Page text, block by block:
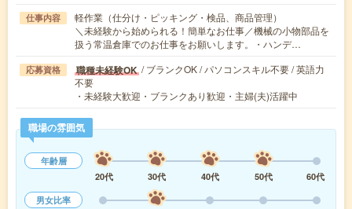
仕事内容
軽作業（仕分け・ピッキング・検品、商品管理）
＼未経験から始められる！簡単なお仕事／機械の小物部品を
扱う常温倉庫でのお仕事をお願いします。・ハンデ…
応募資格 職種未経験OK / ブランクOK / パソコンスキル不要 / 英語力
不要
・未経験大歓迎・ブランクあり歓迎・主婦(夫)活躍中
職場の雰囲気
年齢層
20代
30代 40代 50代
60代
男女比率